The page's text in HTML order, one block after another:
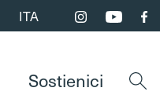
ITA
Sostienici Apri